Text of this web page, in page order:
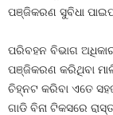
ପଞ୍ଜିକରଣ ସୁବିଧା
ପରିବହନ ବିଭାଗ
ପଞ୍ଜିକରଣ କରିଥିବା
ଚିହ୍ନଟ କରିବା ଏତେ
ଗାଡି ବିନା ଟିକସରେ